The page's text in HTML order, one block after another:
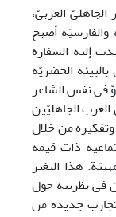
العربیّ،
والفارسیّه أصبح
إلیه السفاره
الحضریّه
فی نفس الشاعر
الجاهلیّین
من خلال
ذات قیمه
هذا التغیر
فی نظریته حول
جدیده من